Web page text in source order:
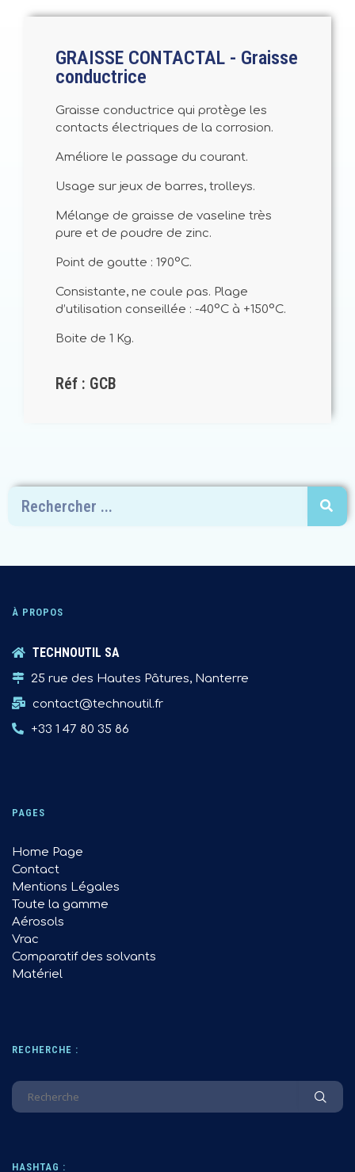
GRAISSE CONTACTAL - Graisse
conductrice
Graisse conductrice qui protège les
contacts électriques de la corrosion.
Améliore le passage du courant.
Usage sur jeux de barres, trolleys.
Mélange de graisse de vaseline très
pure et de poudre de zinc.
Point de goutte : 190°C.
Consistante, ne coule pas. Plage
d’utilisation conseillée : -40°C à +150°C.
Boite de 1 Kg.
Réf : GCB
À PROPOS
TECHNOUTIL SA
25 rue des Hautes Pâtures, Nanterre
contact@technoutil.fr
+33 1 47 80 35 86
PAGES
Home Page
Contact
Mentions Légales
Toute la gamme
Aérosols
Vrac
Comparatif des solvants
Matériel
RECHERCHE :
HASHTAG :